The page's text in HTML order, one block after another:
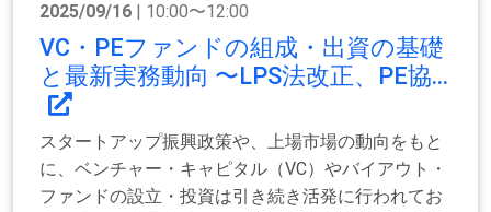
2025/09/16 | 10:00〜12:00
VC・PEファンドの組成・出資の基礎
と最新実務動向 〜LPS法改正、PE協...
スタートアップ振興政策や、上場市場の動向をもと
に、ベンチャー・キャピタル（VC）やバイアウト・
ファンドの設立・投資は引き続き活発に行われてお